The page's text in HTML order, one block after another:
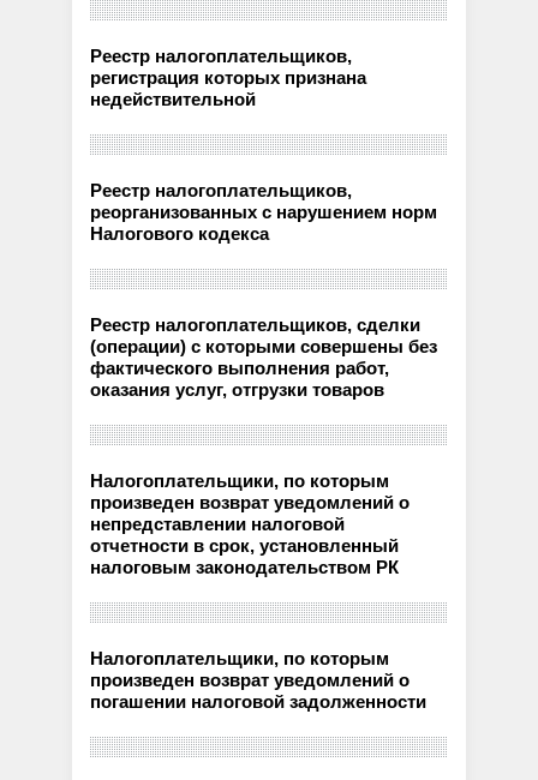
Реестр налогоплательщиков,
регистрация которых признана
недействительной
Реестр налогоплательщиков,
реорганизованных с нарушением норм
Налогового кодекса
Реестр налогоплательщиков, сделки
(операции) с которыми совершены без
фактического выполнения работ,
оказания услуг, отгрузки товаров
Налогоплательщики, по которым
произведен возврат уведомлений о
непредставлении налоговой
отчетности в срок, установленный
налоговым законодательством РК
Налогоплательщики, по которым
произведен возврат уведомлений о
погашении налоговой задолженности